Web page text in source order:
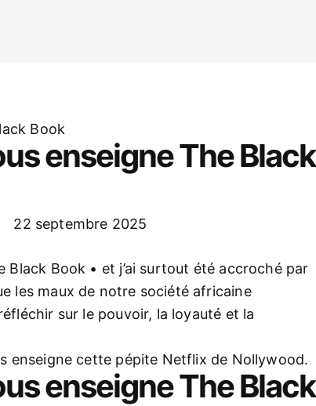
enseigne The Black
22 septembre 2025
Black Book • et j’ai surtout été accroché par
les maux de notre société africaine
sur le pouvoir, la loyauté et la
enseigne cette pépite Netflix de Nollywood.
enseigne The Black